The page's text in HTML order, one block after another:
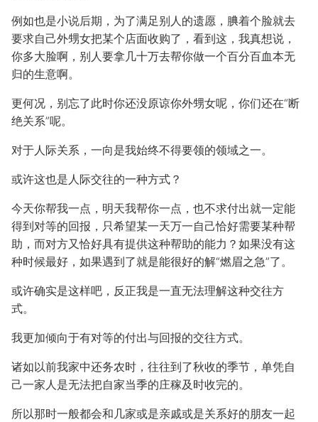
例如也是小说后期，为了满足别人的遗愿，腆着个脸就去
要求自己外甥女把某个店面收购了，看到这，我真想说，
你多大脸啊，别人要拿几十万去帮你做一个百分百血本无
归的生意啊。
更何况，别忘了此时你还没原谅你外甥女呢，你们还在“断
绝关系”呢。
对于人际关系，一向是我始终不得要领的领域之一。
或许这也是人际交往的一种方式？
今天你帮我一点，明天我帮你一点，也不求付出就一定能
得到对等的回报，只希望某一天万一自己恰好需要某种帮
助，而对方又恰好具有提供这种帮助的能力？如果没有这
种时候最好，如果遇到了就是能很好的解“燃眉之急”了。
或许确实是这样吧，反正我是一直无法理解这种交往方
式。
我更加倾向于有对等的付出与回报的交往方式。
诸如以前我家中还务农时，往往到了秋收的季节，单凭自
己一家人是无法把自家当季的庄稼及时收完的。
所以那时一般都会和几家或是亲戚或是关系好的朋友一起